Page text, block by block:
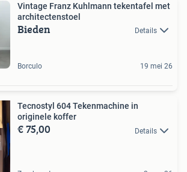
Vintage Franz Kuhlmann tekentafel met
architectenstoel
Bieden Details
Borculo 19 mei 26
Tecnostyl 604 Tekenmachine in
originele koffer
€ 75,00 Details